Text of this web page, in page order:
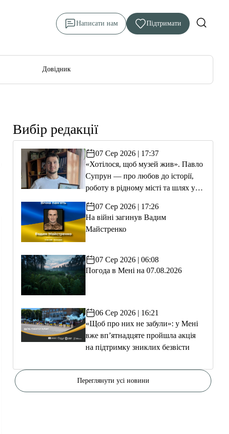
Написати нам Підтримати
Довідник
Вибір редакції
07 Сер 2026 | 17:37
«Хотілося, щоб музей жив». Павло
Супрун — про любов до історії,
роботу в рідному місті та шлях у
07 Сер 2026 | 17:26
На війні загинув Вадим
Майстренко
07 Сер 2026 | 06:08
Погода в Мені на 07.08.2026
06 Сер 2026 | 16:21
«Щоб про них не забули»: у Мені
вже вп’ятнадцяте пройшла акція
на підтримку зниклих безвісти
Переглянути усі новини